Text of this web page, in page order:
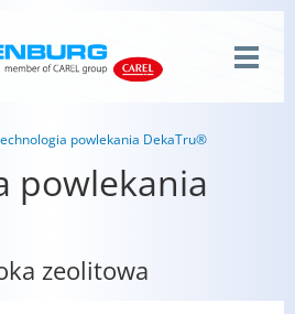
powlekania DekaTru®
powlekania
zeolitowa